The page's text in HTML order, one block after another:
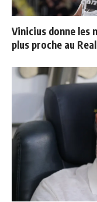
Vinicius donne les
plus proche au Real